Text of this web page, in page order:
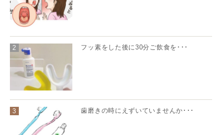
2 フッ素をした後に30分ご飲食を･･･
3 歯磨きの時にえずいていませんか･･･